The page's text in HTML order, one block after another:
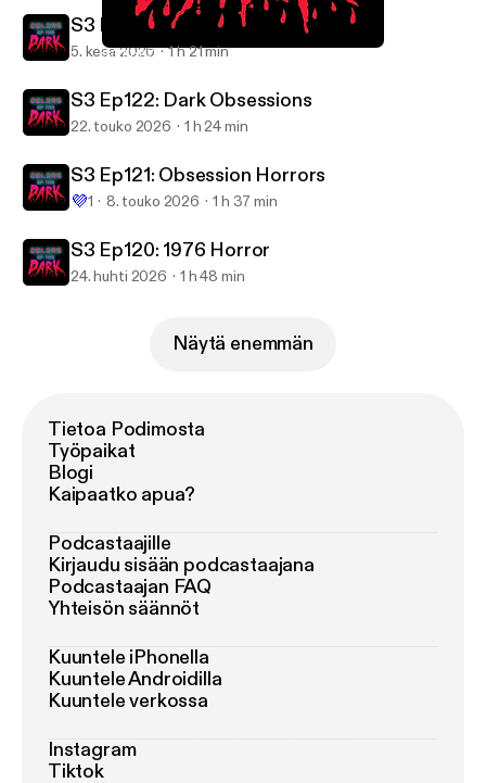
S3 Ep117: Partially Devoured
S3 Ep123: Summer Horrors!
5. kesä 2026 1 h 21 min
S3 Ep122: Dark Obsessions
22. touko 2026 1 h 24 min
S3 Ep121: Obsession Horrors
💜1 8. touko 2026 1 h 37 min
S3 Ep120: 1976 Horror
24. huhti 2026 1 h 48 min
Näytä enemmän
Tietoa Podimosta
Työpaikat
Blogi
Kaipaatko apua?
Podcastaajille
Kirjaudu sisään podcastaajana
Podcastaajan FAQ
Yhteisön säännöt
Kuuntele iPhonella
Kuuntele Androidilla
Kuuntele verkossa
Instagram
Tiktok